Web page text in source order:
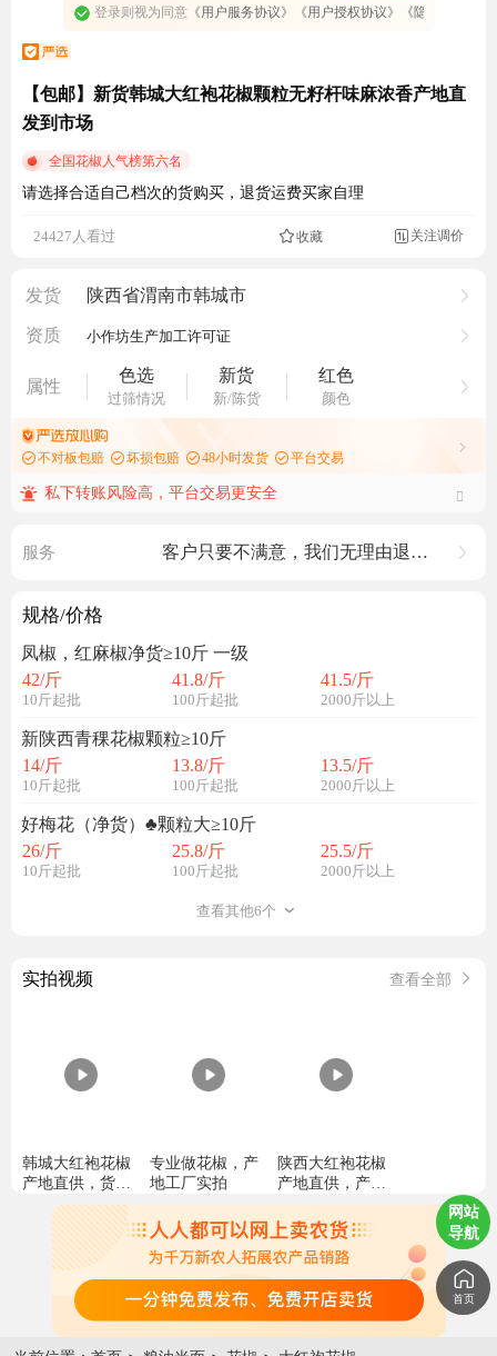
登录则视为同意《用户服务协议》 《用户授权协议》 《隐私政策》
【包邮】新货韩城大红袍花椒颗粒无籽杆味麻浓香产地直
发到市场
全国花椒人气榜第六名
请选择合适自己档次的货购买，退货运费买家自理
24427人看过
收藏 关注调价
发货 陕西省渭南市韩城市
资质 小作坊生产加工许可证
属性
色选
过筛情况
新货
新/陈货
红色
颜色
不对板包赔 坏损包赔 48小时发货 平台交易
私下转账风险高，平台交易更安全
服务 客户只要不满意，我们无理由退货，退货买家自理 退货运费
规格/价格
凤椒，红麻椒净货≥10斤 一级
42/斤
10斤起批
41.8/斤
100斤起批
41.5/斤
2000斤以上
新陕西青稞花椒颗粒≥10斤
14/斤
10斤起批
13.8/斤
100斤起批
13.5/斤
2000斤以上
好梅花（净货）♣️颗粒大≥10斤
26/斤
10斤起批
25.8/斤
100斤起批
25.5/斤
2000斤以上
查看其他6个
实拍视频 查看全部
韩城大红袍花椒
产地直供，货源
充足，实惠
专业做花椒，产
地工厂实拍
陕西大红袍花椒
产地直供，产地
批发，一手货源
网站
导航
首页